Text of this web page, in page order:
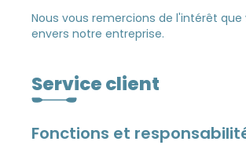
Nous vous remercions de l'intérêt que
envers notre entreprise.
Service client
Fonctions et